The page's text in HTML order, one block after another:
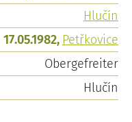
Hlučín
17.05.1982, Petřkovice
Obergefreiter
Hlučín